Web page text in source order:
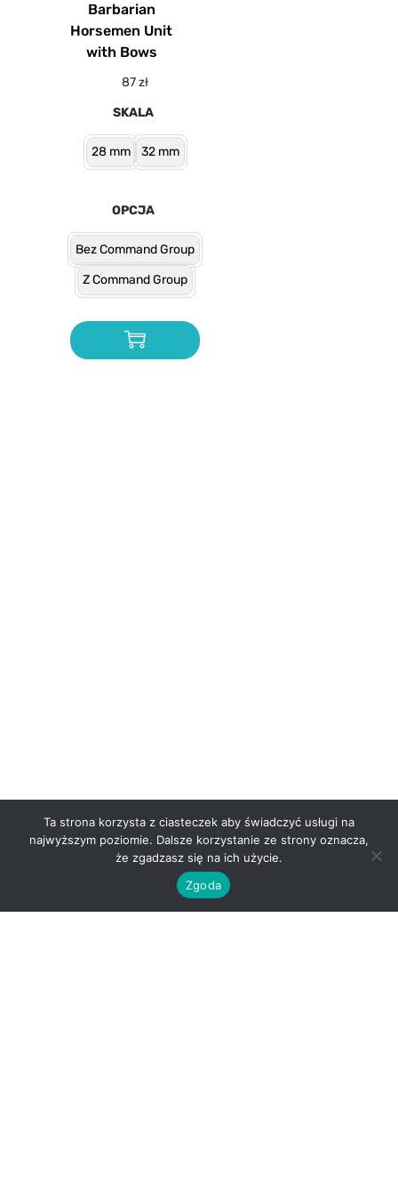
Barbarian
Horsemen Unit
with Bows
87zł
SKALA
28 mm 32 mm
OPCJA
Bez Command Group
Z Command Group
Ta strona korzysta z ciasteczek aby świadczyć usługi na
najwyższym poziomie. Dalsze korzystanie ze strony oznacza,
że zgadzasz się na ich użycie.
Zgoda